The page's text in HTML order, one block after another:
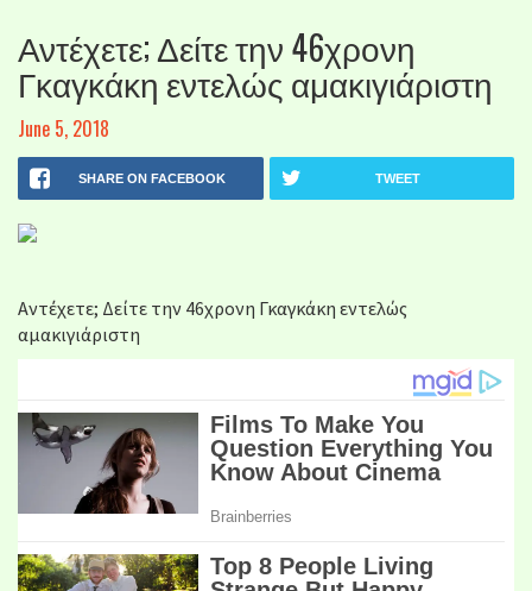
Αντέχετε; Δείτε την 46χρονη
Γκαγκάκη εντελώς αμακιγιάριστη
June 5, 2018
SHARE ON FACEBOOK TWEET
Αντέχετε; Δείτε την 46χρονη Γκαγκάκη εντελώς
αμακιγιάριστη